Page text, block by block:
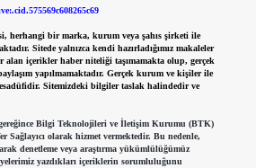
herhangi bir marka, kurum veya şahıs şirketi ile
Sitede yalnızca kendi hazırladığımız makaleler
alan içerikler haber niteliği taşımamakta olup, gerçek
yapılmamaktadır. Gerçek kurum ve kişiler ile
Sitemizdeki bilgiler taslak halindedir ve
Bilgi Teknolojileri ve İletişim Kurumu (BTK)
Sağlayıcı olarak hizmet vermektedir. Bu nedenle,
denetleme veya araştırma yükümlülüğümüz
yazdıkları içeriklerin sorumluluğunu